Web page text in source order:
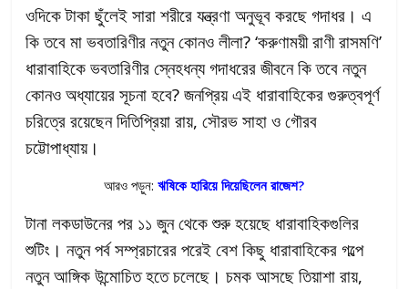
ওদিকে টাকা ছুঁলেই সারা শরীরে যন্ত্রণা অনুভূব করছে গদাধর। এ
কি তবে মা ভবতারিণীর নতুন কোনও লীলা? ‘করুণাময়ী রাণী রাসমণি’
ধারাবাহিকে ভবতারিণীর স্নেহধন্য গদাধরের জীবনে কি তবে নতুন
কোনও অধ্যায়ের সূচনা হবে? জনপ্রিয় এই ধারাবাহিকের গুরুত্বপূর্ণ
চরিত্রে রয়েছেন দিতিপ্রিয়া রায়, সৌরভ সাহা ও গৌরব
চট্টোপাধ্যায়।
আরও পড়ুন: ঋষিকে হারিয়ে দিয়েছিলেন রাজেশ?
টানা লকডাউনের পর ১১ জুন থেকে শুরু হয়েছে ধারাবাহিকগুলির
শুটিং। নতুন পর্ব সম্প্রচারের পরেই বেশ কিছু ধারাবাহিকের গল্পে
নতুন আঙ্গিক উন্মোচিত হতে চলেছে। চমক আসছে তিয়াশা রায়,